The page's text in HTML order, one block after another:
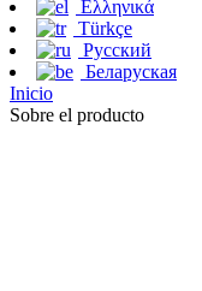
Ελληνικά
Türkçe
Русский
Беларуская
Inicio
Sobre el producto